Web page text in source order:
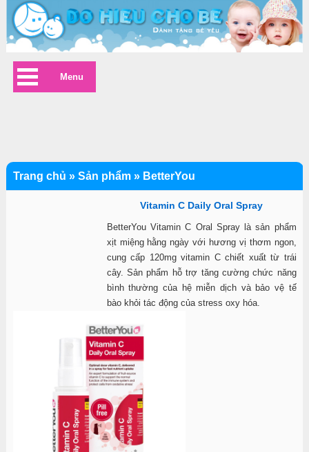
Vitamin C Daily Oral Spray
BetterYou Vitamin C Oral Spray là sản phẩm
xịt miệng hằng ngày với hương vị thơm ngon,
cung cấp 120mg vitamin C chiết xuất từ trái
cây. Sản phẩm hỗ trợ tăng cường chức năng
bình thường của hệ miễn dịch và bảo vệ tế
bào khỏi tác động của stress oxy hóa.
Trang chủ » Sản phẩm » BetterYou
Menu